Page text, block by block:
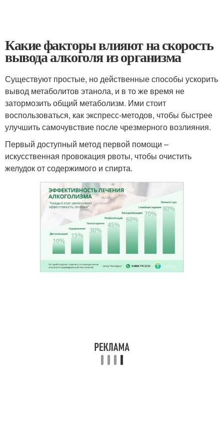
Какие факторы влияют на скорость
вывода алкоголя из организма
Существуют простые, но действенные способы ускорить
вывод метаболитов этанола, и в то же время не
затормозить общий метаболизм. Ими стоит
воспользоваться, как экспресс-методов, чтобы быстрее
улучшить самочувствие после чрезмерного возлияния.
Первый доступный метод первой помощи –
искусственная провокация рвоты, чтобы очистить
желудок от содержимого и спирта.